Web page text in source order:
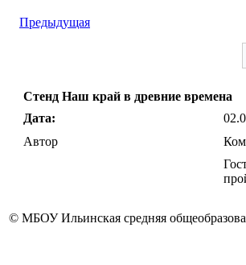
Предыдущая
Стенд Наш край в древние времена
Дата:
Автор
© МБОУ Ильинская средняя